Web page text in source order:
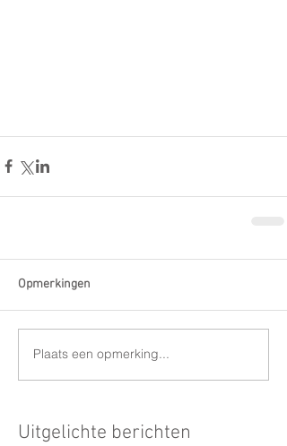
Opmerkingen
Plaats een opmerking...
Uitgelichte berichten